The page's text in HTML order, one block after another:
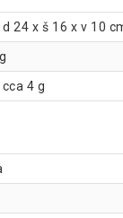
24 x š 16 x v 10
4 g